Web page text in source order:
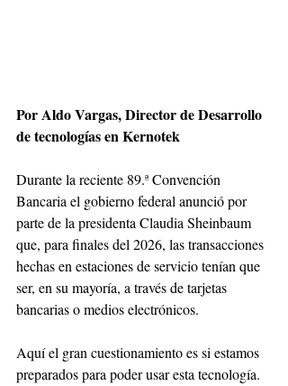
Por Aldo Vargas, Director de Desarrollo
de tecnologías en Kernotek
Durante la reciente 89.ª Convención
Bancaria el gobierno federal anunció por
parte de la presidenta Claudia Sheinbaum
que, para finales del 2026, las transacciones
hechas en estaciones de servicio tenían que
ser, en su mayoría, a través de tarjetas
bancarias o medios electrónicos.
Aquí el gran cuestionamiento es si estamos
preparados para poder usar esta tecnología.